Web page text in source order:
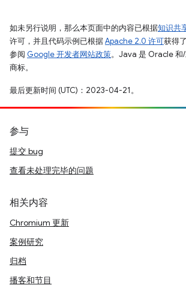
如未另行说明，那么本页面中的内容已根据知识共
许可，并且代码示例已根据Apache 2.0 许可获得
参阅 Google 开发者网站政策。Java 是 Oracle 和
商标。
最后更新时间 (UTC)：2023-04-21。
参与
提交 bug
查看未处理完毕的问题
相关内容
Chromium 更新
案例研究
归档
播客和节目